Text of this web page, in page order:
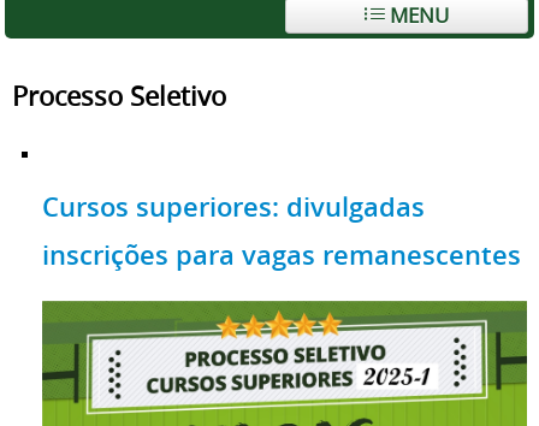
MENU
Processo Seletivo
Cursos superiores: divulgadas
inscrições para vagas remanescentes